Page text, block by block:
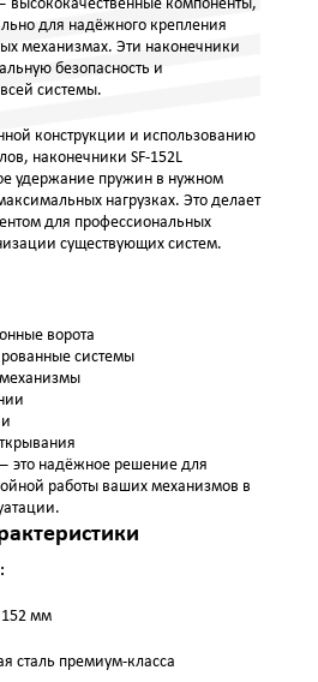
высококачественные компоненты,
для надёжного крепления
механизмах. Эти наконечники
безопасность и
системы.
конструкции и использованию
наконечники SF-152L
удержание пружин в нужном
нагрузках. Это делает
для профессиональных
существующих систем.
ворота
системы
это надёжное решение для
работы ваших механизмов в
152 мм
сталь премиум-класса